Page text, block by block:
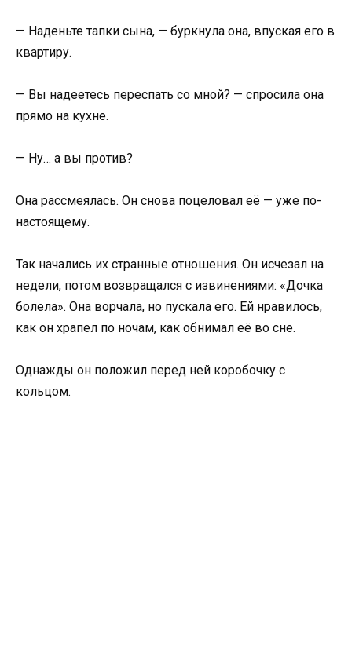
— Наденьте тапки сына, — буркнула она, впуская его в
квартиру.
— Вы надеетесь переспать со мной? — спросила она
прямо на кухне.
— Ну… а вы против?
Она рассмеялась. Он снова поцеловал её — уже по-
настоящему.
Так начались их странные отношения. Он исчезал на
недели, потом возвращался с извинениями: «Дочка
болела». Она ворчала, но пускала его. Ей нравилось,
как он храпел по ночам, как обнимал её во сне.
Однажды он положил перед ней коробочку с
кольцом.